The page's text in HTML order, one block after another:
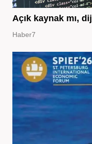
Açık kaynak mı,
Haber7